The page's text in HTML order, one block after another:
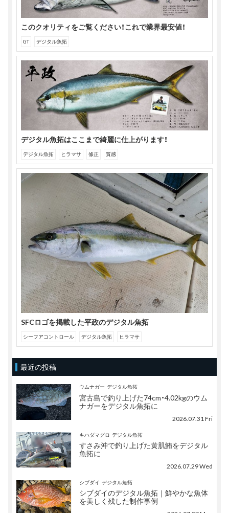
このクオリティをご覧ください！これで業界最安値！
GT デジタル魚拓
デジタル魚拓はここまで綺麗に仕上がります！
デジタル魚拓 ヒラマサ 修正 質感
SFCロゴを掲載した平政のデジタル魚拓
シーフアコントロール デジタル魚拓 ヒラマサ
最近の投稿
ウムナガー デジタル魚拓
宮古島で釣り上げた74cm・4.02kgのウム
ナガーをデジタル魚拓に
2026.07.31 Fri
キハダマグロ デジタル魚拓
すさみ沖で釣り上げた黄肌鮪をデジタル
魚拓に
2026.07.29 Wed
シブダイ デジタル魚拓
シブダイのデジタル魚拓｜鮮やかな魚体
を美しく残した制作事例